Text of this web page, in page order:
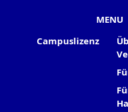
MENU
Campuslizenz